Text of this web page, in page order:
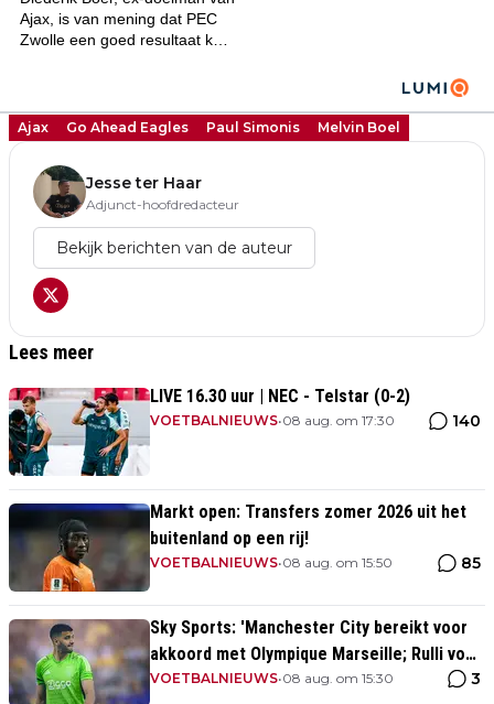
Ajax Go Ahead Eagles Paul Simonis Melvin Boel
Jesse ter Haar
Adjunct-hoofdredacteur
Bekijk berichten van de auteur
Lees meer
LIVE 16.30 uur | NEC - Telstar (0-2)
VOETBALNIEUWS•08 aug. om 17:30 140
Markt open: Transfers zomer 2026 uit het
buitenland op een rij!
VOETBALNIEUWS•08 aug. om 15:50 85
Sky Sports: 'Manchester City bereikt voor
akkoord met Olympique Marseille; Rulli voor
twee miljoen naar Engeland'
VOETBALNIEUWS•08 aug. om 15:30 3